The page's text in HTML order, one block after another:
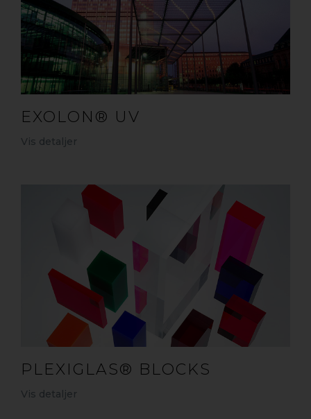
EXOLON® UV
Vis detaljer
PLEXIGLAS® BLOCKS
Vis detaljer